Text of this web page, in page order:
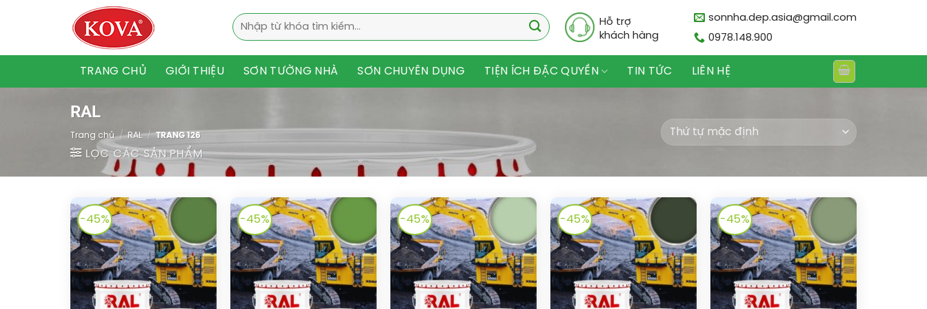
Tìm
kiếm:
Hỗ trợ
khách hàng
sonnha.dep.asia@gmail.com
0978.148.900
TRANG CHỦ GIỚI THIỆU SƠN TƯỜNG NHÀ SƠN CHUYÊN DỤNG TIỆN ÍCH ĐẶC QUYỀN TIN TỨC LIÊN HỆ
RAL
Trang chủ / RAL / TRANG 126
LỌC CÁC SẢN PHẨM
-45% -45% -45% -45% -45%